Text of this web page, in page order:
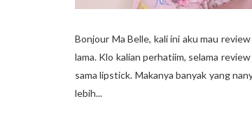
Bonjour Ma Belle, kali ini aku mau
lama. Klo kalian perhatiim, selama
sama lipstick. Makanya banyak yang
lebih...